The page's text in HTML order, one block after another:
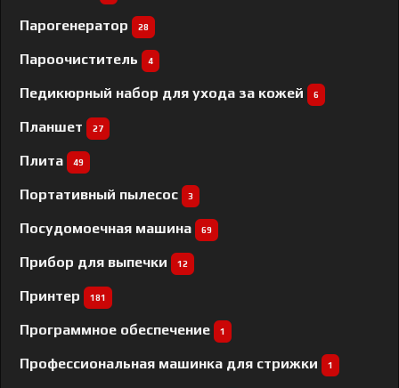
Парогенератор 28
Пароочиститель 4
Педикюрный набор для ухода за кожей 6
Планшет 27
Плита 49
Портативный пылесос 3
Посудомоечная машина 69
Прибор для выпечки 12
Принтер 181
Программное обеспечение 1
Профессиональная машинка для стрижки 1